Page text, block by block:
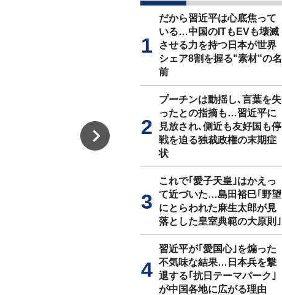
写真＝iStock.com／bee32
だから習近平は心底焦って
いる…中国のITもEVも壊滅
させる力を持つ日本が世界
シェア8割を握る"素材"の名
前
プーチンは動揺し､言葉を失
ったとの指摘も…習近平に
見放され､側近も友好国も停
戦を迫る独裁政権の末期症
状
これで｢愛子天皇｣はかえっ
て近づいた…島田裕巳｢野望
にとらわれた麻生太郎が見
落とした皇室典範の大原則｣
習近平が｢愛国心｣を煽った
不気味な結果…日本兵を撃
退する｢抗日テーマパーク｣
が中国各地に広がる理由